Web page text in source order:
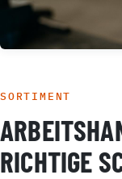
SORTIMENT
RICHTIGE